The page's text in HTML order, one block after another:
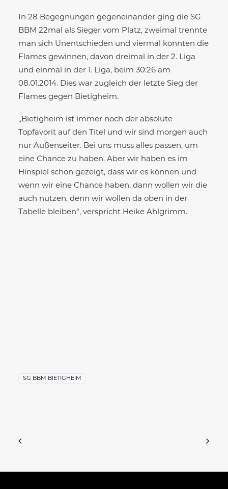
In 28 Begegnungen gegeneinander ging die SG
BBM 22mal als Sieger vom Platz, zweimal trennte
man sich Unentschieden und viermal konnten die
Flames gewinnen, davon dreimal in der 2. Liga
und einmal in der 1. Liga, beim 30:26 am
08.01.2014. Dies war zugleich der letzte Sieg der
Flames gegen Bietigheim.
„Bietigheim ist immer noch der absolute
Topfavorit auf den Titel und wir sind morgen auch
nur Außenseiter. Bei uns muss alles passen, um
eine Chance zu haben. Aber wir haben es im
Hinspiel schon gezeigt, dass wir es können und
wenn wir eine Chance haben, dann wollen wir die
auch nutzen, denn wir wollen da oben in der
Tabelle bleiben“, verspricht Heike Ahlgrimm.
SG BBM BIETIGHEIM